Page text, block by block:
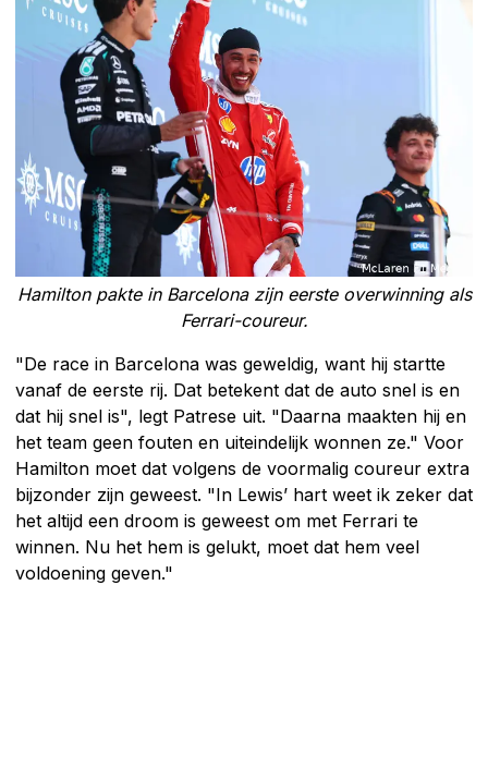
Hamilton pakte in Barcelona zijn eerste overwinning als
Ferrari-coureur.
"De race in Barcelona was geweldig, want hij startte
vanaf de eerste rij. Dat betekent dat de auto snel is en
dat hij snel is", legt Patrese uit. "Daarna maakten hij en
het team geen fouten en uiteindelijk wonnen ze." Voor
Hamilton moet dat volgens de voormalig coureur extra
bijzonder zijn geweest. "In Lewis’ hart weet ik zeker dat
het altijd een droom is geweest om met Ferrari te
winnen. Nu het hem is gelukt, moet dat hem veel
voldoening geven."